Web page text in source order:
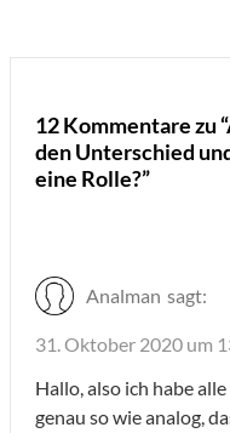
12 Kommentare zu
den Unterschied
eine Rolle?”
Analman sagt:
31. Oktober 2020 um
Hallo, also ich habe
genau so wie analog,